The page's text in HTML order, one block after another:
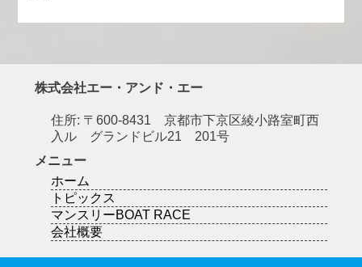
株式会社エー・アンド・エー
住所: 〒600-8431 京都市下京区綾小路室町西
入ル グランドビル21 201号
メニュー
ホーム
トピックス
マンスリーBOAT RACE
会社概要